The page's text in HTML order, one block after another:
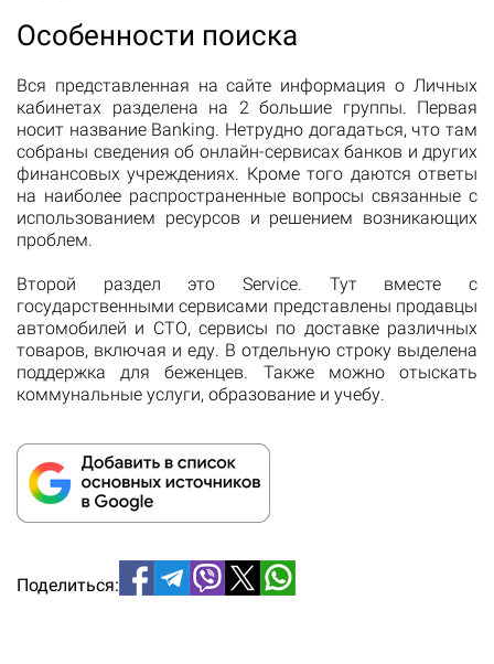
Особенности поиска
Вся представленная на сайте информация о Личных
кабинетах разделена на 2 большие группы. Первая
носит название Banking. Нетрудно догадаться, что там
собраны сведения об онлайн-сервисах банков и других
финансовых учреждениях. Кроме того даются ответы
на наиболее распространенные вопросы связанные с
использованием ресурсов и решением возникающих
проблем.
Второй раздел это Service. Тут вместе с
государственными сервисами представлены продавцы
автомобилей и СТО, сервисы по доставке различных
товаров, включая и еду. В отдельную строку выделена
поддержка для беженцев. Также можно отыскать
коммунальные услуги, образование и учебу.
Поделиться: